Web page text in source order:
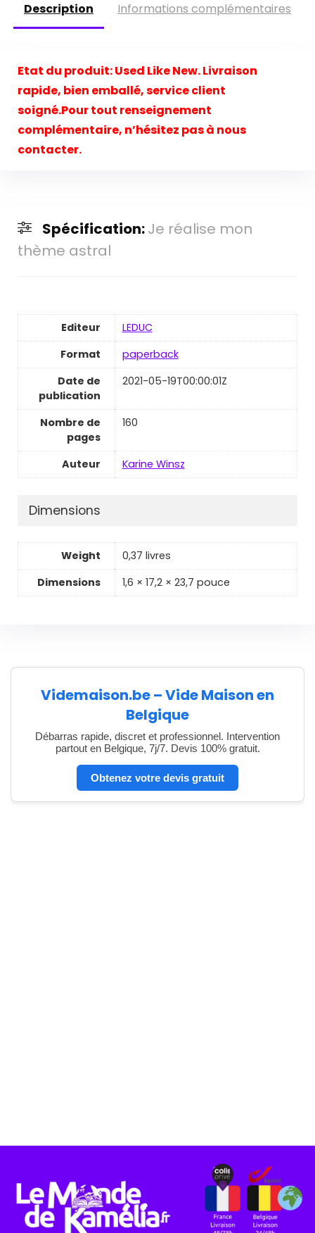
Description Informations complémentaires
Etat du produit:Used Like New. Livraison
rapide, bien emballé, service client
soigné.Pour tout renseignement
complémentaire, n’hésitez pas à nous
contacter.
Spécification:Je réalise mon
thème astral
Editeur
LEDUC
Format
paperback
Date de
publication
2021-05-19T00:00:01Z
Nombre de
pages
160
Auteur Karine Winsz
Dimensions
Weight
0,37 livres
Dimensions
1,6 × 17,2 × 23,7 pouce
Videmaison.be – Vide Maison en
Belgique
Débarras rapide, discret et professionnel. Intervention
partout en Belgique, 7j/7. Devis 100% gratuit.
Obtenez votre devis gratuit